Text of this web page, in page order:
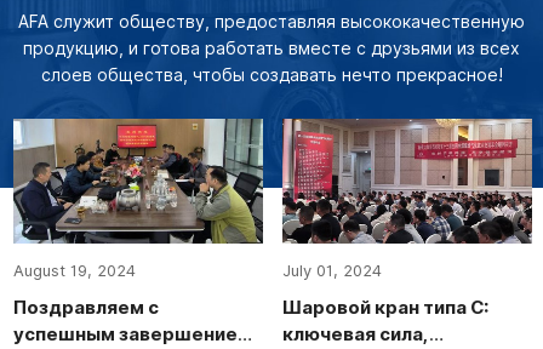
AFA служит обществу, предоставляя высококачественную
продукцию, и готова работать вместе с друзьями из всех
слоев общества, чтобы создавать нечто прекрасное!
August 19, 2024
Поздравляем с
успешным завершением
July 01, 2024
Шаровой кран типа С:
ключевая сила,